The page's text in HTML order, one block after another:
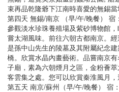
束再品乾隆爺下江南時喜愛的無錫當
第四天 無錫/南京 （早/午/晚餐） 宿
參觀淡水珍珠養殖場及紫砂博物館
嘗太湖風味。前往六朝古都南京。
是孫中山先生的陵墓及其附屬紀念
橋。欣賞水晶內畫藝術。品嘗南京
子廟，素為六朝煙月之區，金粉薈
客雲集之處。您可以欣賞秦淮風月，
第五天 南京/蘇州（早/午/晚餐） 宿